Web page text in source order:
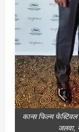
कान्स फिल्म फेस्टिवल
जलवा,